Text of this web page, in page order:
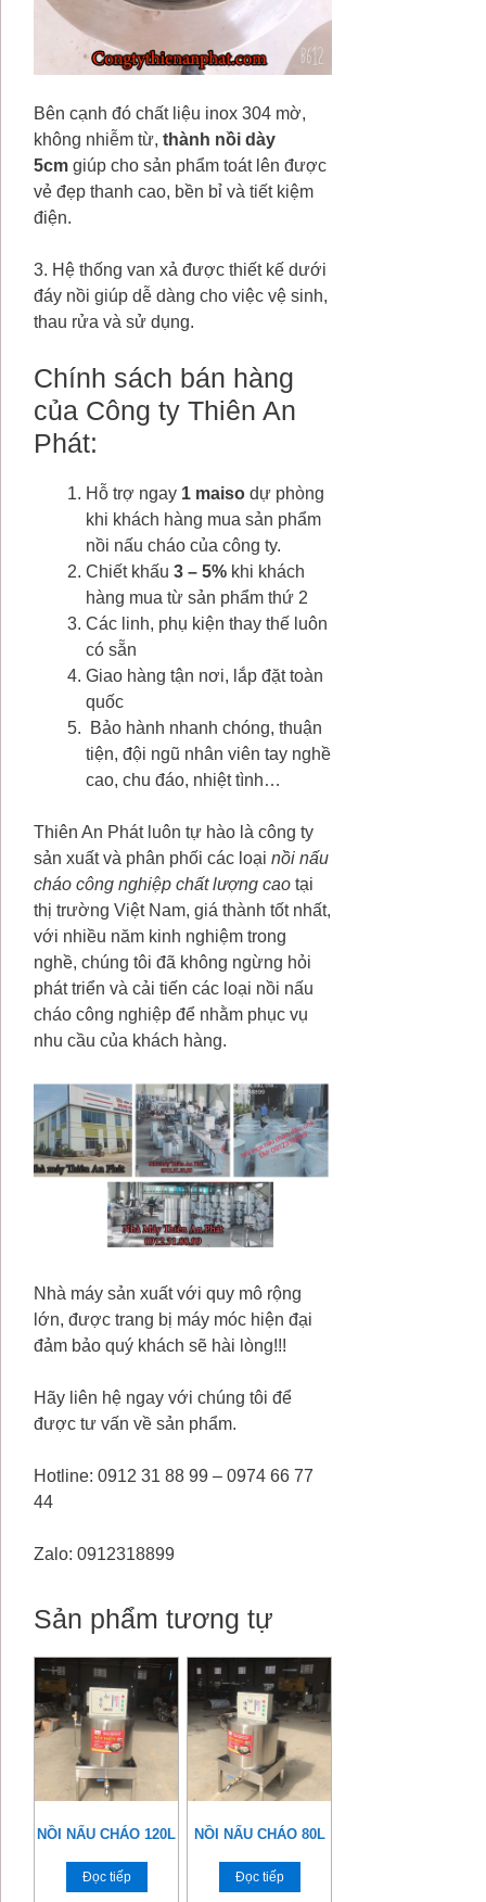
Bên cạnh đó chất liệu inox 304 mờ,
không nhiễm từ, thành nồi dày
5cm giúp cho sản phẩm toát lên được
vẻ đẹp thanh cao, bền bỉ và tiết kiệm
điện.
3. Hệ thống van xả được thiết kế dưới
đáy nồi giúp dễ dàng cho việc vệ sinh,
thau rửa và sử dụng.
Chính sách bán hàng
của Công ty Thiên An
Phát:
Hỗ trợ ngay 1 maiso dự phòng
khi khách hàng mua sản phẩm
nồi nấu cháo của công ty.
Chiết khấu 3 – 5% khi khách
hàng mua từ sản phẩm thứ 2
Các linh, phụ kiện thay thế luôn
có sẵn
Giao hàng tận nơi, lắp đặt toàn
quốc
Bảo hành nhanh chóng, thuận
tiện, đội ngũ nhân viên tay nghề
cao, chu đáo, nhiệt tình…
Thiên An Phát luôn tự hào là công ty
sản xuất và phân phối các loại nồi nấu
cháo công nghiệp chất lượng cao tại
thị trường Việt Nam, giá thành tốt nhất,
với nhiều năm kinh nghiệm trong
nghề, chúng tôi đã không ngừng hỏi
phát triển và cải tiến các loại nồi nấu
cháo công nghiệp để nhằm phục vụ
nhu cầu của khách hàng.
Nhà máy sản xuất với quy mô rộng
lớn, được trang bị máy móc hiện đại
đảm bảo quý khách sẽ hài lòng!!!
Hãy liên hệ ngay với chúng tôi để
được tư vấn về sản phẩm.
Hotline: 0912 31 88 99 – 0974 66 77
44
Zalo: 0912318899
Sản phẩm tương tự
NỒI NẤU CHÁO 120L
Đọc tiếp
NỒI NẤU CHÁO 80L
Đọc tiếp